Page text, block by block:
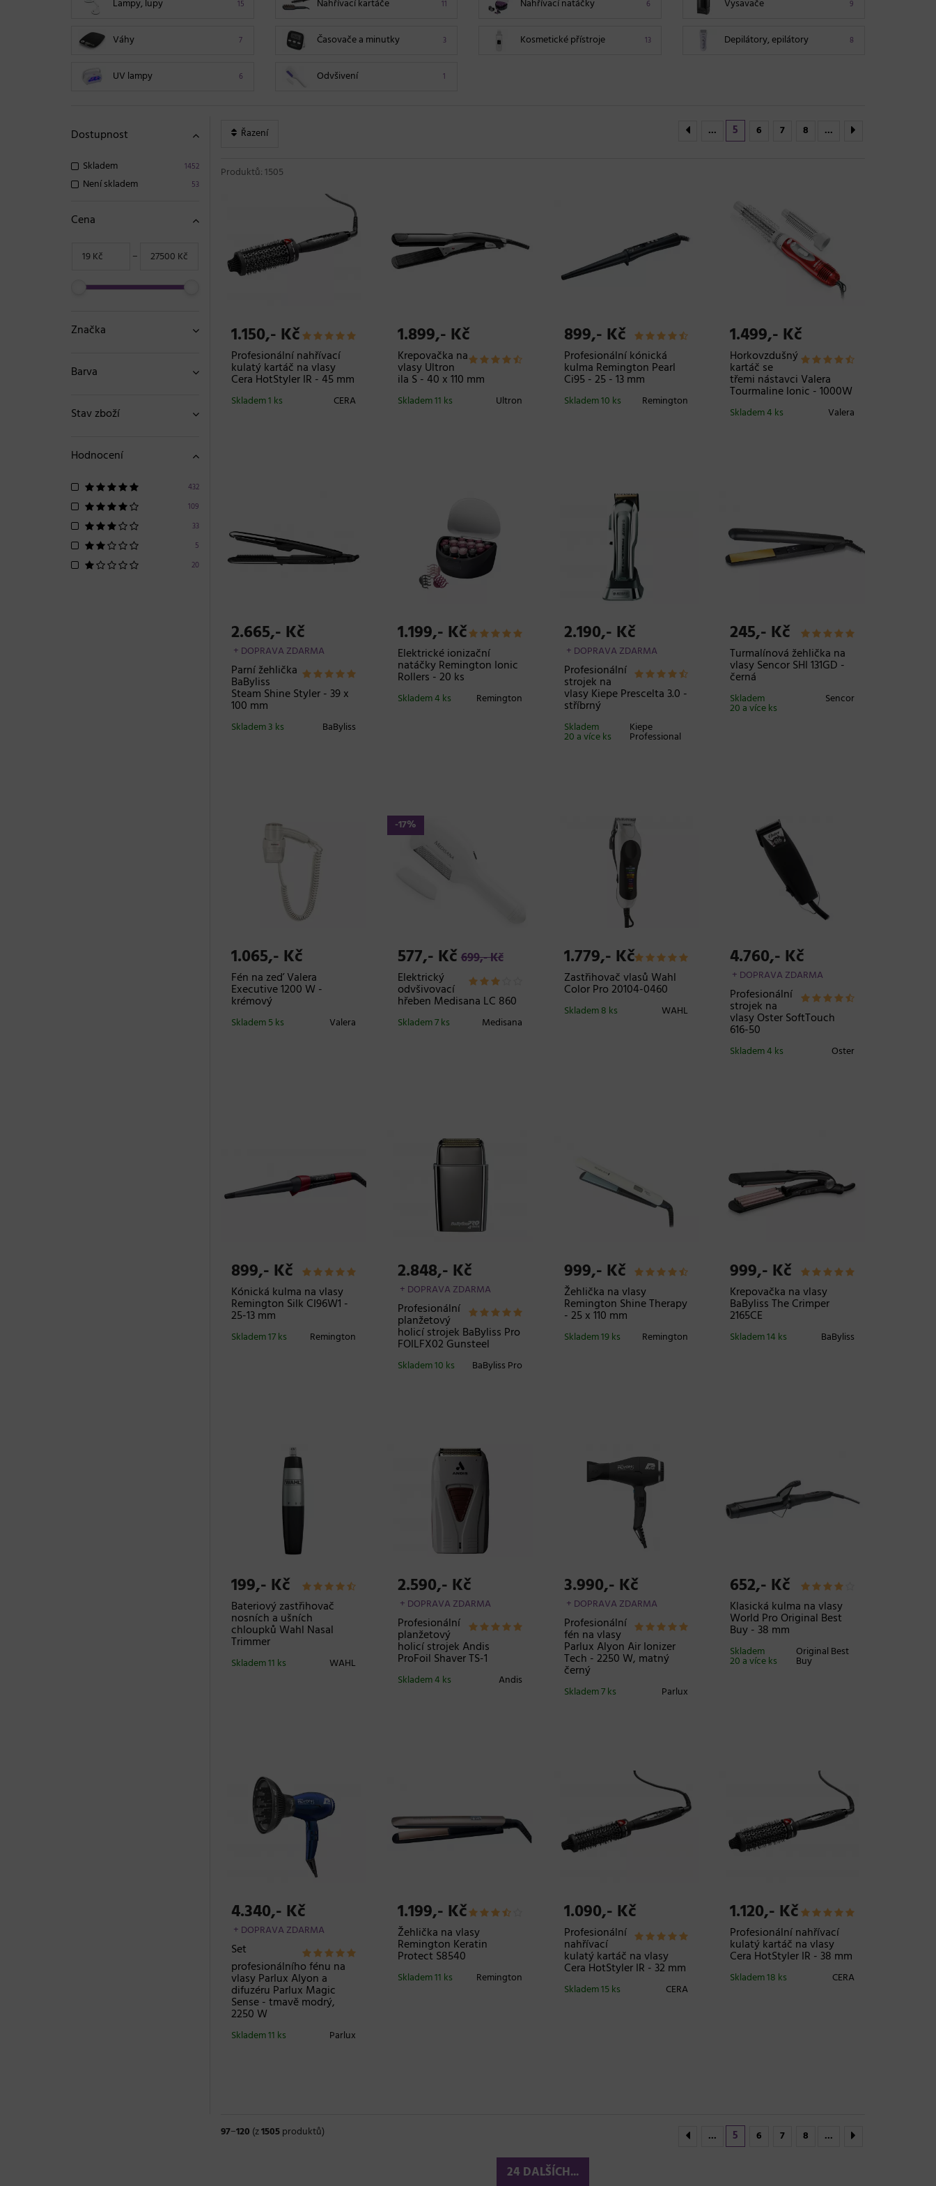
15
Lampy, lupy 11
Nahřívací kartáče 6
Nahřívací natáčky 9
Vysavače
7
Váhy 3
Časovače a minutky 13
Kosmetické přístroje 8
Depilátory, epilátory
6
UV lampy 1
Odvšivení
Dostupnost
1452
Skladem
53
Není skladem
Cena
−
Značka
Barva
Stav zboží
Hodnocení
432
109
33
5
20
Řazení ... 5 6 7 8 ...
Produktů: 1505
1.150,- Kč
Profesionální nahřívací
kulatý kartáč na vlasy
Cera HotStyler IR - 45 mm
CERA
Skladem 1 ks
1.899,- Kč
Krepovačka na
vlasy Ultron
ila S - 40 x 110 mm
Ultron
Skladem 11 ks
899,- Kč
Profesionální kónická
kulma Remington Pearl
Ci95 - 25 - 13 mm
Remington
Skladem 10 ks
1.499,- Kč
Horkovzdušný
kartáč se
třemi nástavci Valera
Tourmaline Ionic - 1000W
Valera
Skladem 4 ks
2.665,- Kč
+ DOPRAVA ZDARMA
Parní žehlička
BaByliss
Steam Shine Styler - 39 x
100 mm
BaByliss
Skladem 3 ks
1.199,- Kč
Elektrické ionizační
natáčky Remington Ionic
Rollers - 20 ks
Remington
Skladem 4 ks
2.190,- Kč
+ DOPRAVA ZDARMA
Profesionální
strojek na
vlasy Kiepe Prescelta 3.0 -
stříbrný
Kiepe
Professional
Skladem
20 a více ks
245,- Kč
Turmalínová žehlička na
vlasy Sencor SHI 131GD -
černá
Sencor
Skladem
20 a více ks
1.065,- Kč
Fén na zeď Valera
Executive 1200 W -
krémový
Valera
Skladem 5 ks
-17%
577,- Kč 699,- Kč
Elektrický
odvšivovací
hřeben Medisana LC 860
Medisana
Skladem 7 ks
1.779,- Kč
Zastřihovač vlasů Wahl
Color Pro 20104-0460
WAHL
Skladem 8 ks
4.760,- Kč
+ DOPRAVA ZDARMA
Profesionální
strojek na
vlasy Oster SoftTouch
616-50
Oster
Skladem 4 ks
899,- Kč
Kónická kulma na vlasy
Remington Silk CI96W1 -
25-13 mm
Remington
Skladem 17 ks
2.848,- Kč
+ DOPRAVA ZDARMA
Profesionální
planžetový
holicí strojek BaByliss Pro
FOILFX02 Gunsteel
BaByliss Pro
Skladem 10 ks
999,- Kč
Žehlička na vlasy
Remington Shine Therapy
- 25 x 110 mm
Remington
Skladem 19 ks
999,- Kč
Krepovačka na vlasy
BaByliss The Crimper
2165CE
BaByliss
Skladem 14 ks
199,- Kč
Bateriový zastřihovač
nosních a ušních
chloupků Wahl Nasal
Trimmer
WAHL
Skladem 11 ks
2.590,- Kč
+ DOPRAVA ZDARMA
Profesionální
planžetový
holicí strojek Andis
ProFoil Shaver TS-1
Andis
Skladem 4 ks
3.990,- Kč
+ DOPRAVA ZDARMA
Profesionální
fén na vlasy
Parlux Alyon Air Ionizer
Tech - 2250 W, matný
černý
Parlux
Skladem 7 ks
652,- Kč
Klasická kulma na vlasy
World Pro Original Best
Buy - 38 mm
Original Best
Buy
Skladem
20 a více ks
4.340,- Kč
+ DOPRAVA ZDARMA
Set
profesionálního fénu na
vlasy Parlux Alyon a
difuzéru Parlux Magic
Sense - tmavě modrý,
2250 W
Parlux
Skladem 11 ks
1.199,- Kč
Žehlička na vlasy
Remington Keratin
Protect S8540
Remington
Skladem 11 ks
1.090,- Kč
Profesionální
nahřívací
kulatý kartáč na vlasy
Cera HotStyler IR - 32 mm
CERA
Skladem 15 ks
1.120,- Kč
Profesionální nahřívací
kulatý kartáč na vlasy
Cera HotStyler IR - 38 mm
CERA
Skladem 18 ks
97−120 (z1505produktů) ... 5 6 7 8 ...
24 DALŠÍCH...